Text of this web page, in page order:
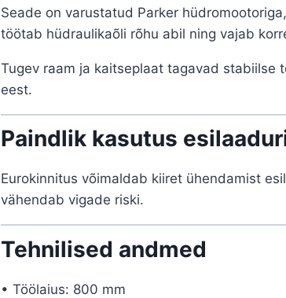
Seade on varustatud Parker
töötab hüdraulikaõli rõhu abil ning vajab
Tugev raam ja kaitseplaat tagavad stabiilse
eest.
Paindlik kasutus
Eurokinnitus võimaldab kiiret ühendamist
vähendab vigade riski.
Tehnilised andmed
• Töölaius: 800 mm